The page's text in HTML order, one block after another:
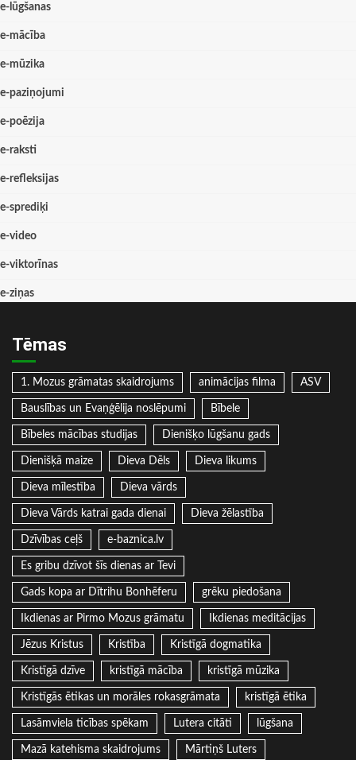
e-lūgšanas
e-mācība
e-mūzika
e-paziņojumi
e-poēzija
e-raksti
e-refleksijas
e-sprediķi
e-video
e-viktorīnas
e-ziņas
Tēmas
1. Mozus grāmatas skaidrojums animācijas filma ASV
Bauslības un Evaņģēlija noslēpumi Bībele
Bībeles mācības studijas Dienišķo lūgšanu gads
Dienišķā maize Dieva Dēls Dieva likums
Dieva mīlestība Dieva vārds
Dieva Vārds katrai gada dienai Dieva žēlastība
Dzīvības ceļš e-baznica.lv
Es gribu dzīvot šīs dienas ar Tevi
Gads kopa ar Dītrihu Bonhēferu grēku piedošana
Ikdienas ar Pirmo Mozus grāmatu Ikdienas meditācijas
Jēzus Kristus Kristība Kristīgā dogmatika
Kristīgā dzīve kristīgā mācība kristīgā mūzika
Kristīgās ētikas un morāles rokasgrāmata kristīgā ētika
Lasāmviela ticības spēkam Lutera citāti lūgšana
Mazā katehisma skaidrojums Mārtiņš Luters